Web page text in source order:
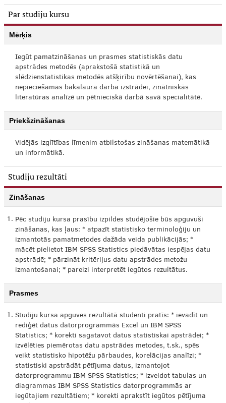
Par studiju kursu
Mērķis
Iegūt pamatzināšanas un prasmes statistiskās datu
apstrādes metodēs (aprakstošā statistikā un
slēdzienstatistikas metodēs atšķirību novērtēšanai), kas
nepieciešamas bakalaura darba izstrādei, zinātniskās
literatūras analīzē un pētnieciskā darbā savā specialitātē.
Priekšzināšanas
Vidējās izglītības līmenim atbilstošas zināšanas matemātikā
un informātikā.
Studiju rezultāti
Zināšanas
1. Pēc studiju kursa prasību izpildes studējošie būs apguvuši
zināšanas, kas ļaus: * atpazīt statistisko terminoloģiju un
izmantotās pamatmetodes dažāda veida publikācijās; *
mācēt pielietot IBM SPSS Statistics piedāvātas iespējas datu
apstrādē; * pārzināt kritērijus datu apstrādes metožu
izmantošanai; * pareizi interpretēt iegūtos rezultātus.
Prasmes
1. Studiju kursa apguves rezultātā studenti pratīs: * ievadīt un
rediģēt datus datorprogrammās Excel un IBM SPSS
Statistics; * korekti sagatavot datus statistiskai apstrādei; *
izvēlēties piemērotas datu apstrādes metodes, t.sk., spēs
veikt statistisko hipotēžu pārbaudes, korelācijas analīzi; *
statistiski apstrādāt pētījuma datus, izmantojot
datorprogrammu IBM SPSS Statistics; * izveidot tabulas un
diagrammas IBM SPSS Statistics datorprogrammās ar
iegūtajiem rezultātiem; * korekti aprakstīt iegūtos pētījuma